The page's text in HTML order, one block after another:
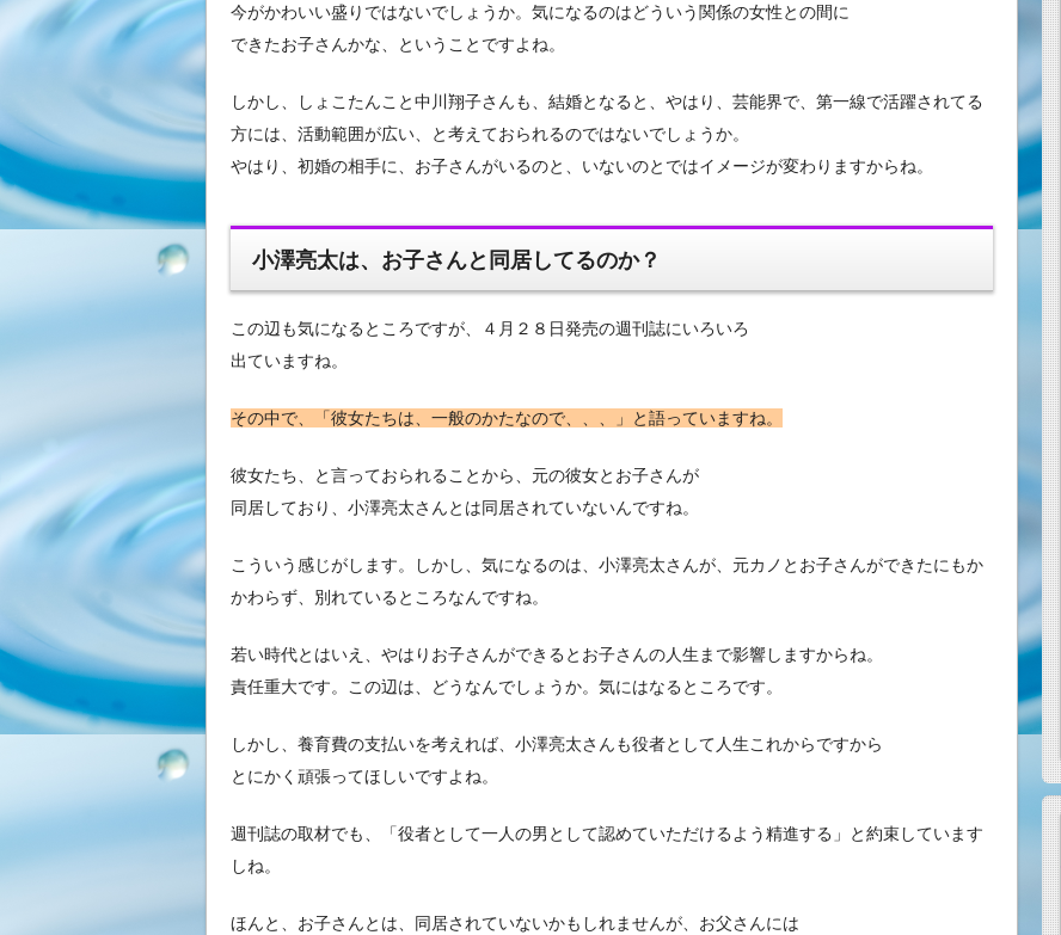
今がかわいい盛りではないでしょうか。気になるのはどういう関係の女性との間に
できたお子さんかな、ということですよね。
しかし、しょこたんこと中川翔子さんも、結婚となると、やはり、芸能界で、第一線で活躍されてる
方には、活動範囲が広い、と考えておられるのではないでしょうか。
やはり、初婚の相手に、お子さんがいるのと、いないのとではイメージが変わりますからね。
小澤亮太は、お子さんと同居してるのか？
この辺も気になるところですが、４月２８日発売の週刊誌にいろいろ
出ていますね。
その中で、「彼女たちは、一般のかたなので、、、」と語っていますね。
彼女たち、と言っておられることから、元の彼女とお子さんが
同居しており、小澤亮太さんとは同居されていないんですね。
こういう感じがします。しかし、気になるのは、小澤亮太さんが、元カノとお子さんができたにもか
かわらず、別れているところなんですね。
若い時代とはいえ、やはりお子さんができるとお子さんの人生まで影響しますからね。
責任重大です。この辺は、どうなんでしょうか。気にはなるところです。
しかし、養育費の支払いを考えれば、小澤亮太さんも役者として人生これからですから
とにかく頑張ってほしいですよね。
週刊誌の取材でも、「役者として一人の男として認めていただけるよう精進する」と約束しています
しね。
ほんと、お子さんとは、同居されていないかもしれませんが、お父さんには